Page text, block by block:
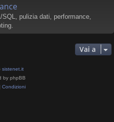
pulizia dati, performance,
Vai a
sistenet.it
by phpBB
Condizioni